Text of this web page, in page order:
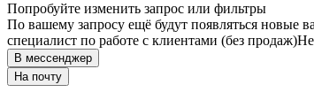
Попробуйте изменить запрос или фильтры
По вашему запросу ещё будут появляться новые
специалист по работе с клиентами (без продаж)
В мессенджер
На почту